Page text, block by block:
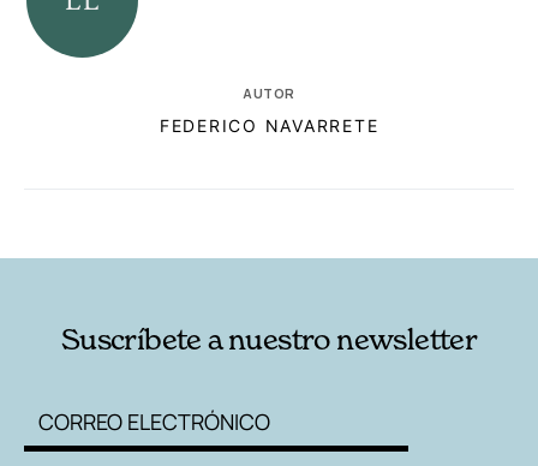
AUTOR
FEDERICO NAVARRETE
Suscríbete a nuestro newsletter